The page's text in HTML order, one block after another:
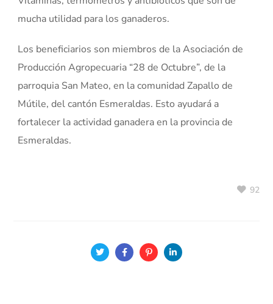
mucha utilidad para los ganaderos.
Los beneficiarios son miembros de la Asociación de
Producción Agropecuaria “28 de Octubre”, de la
parroquia San Mateo, en la comunidad Zapallo de
Mútile, del cantón Esmeraldas. Esto ayudará a
fortalecer la actividad ganadera en la provincia de
Esmeraldas.
92